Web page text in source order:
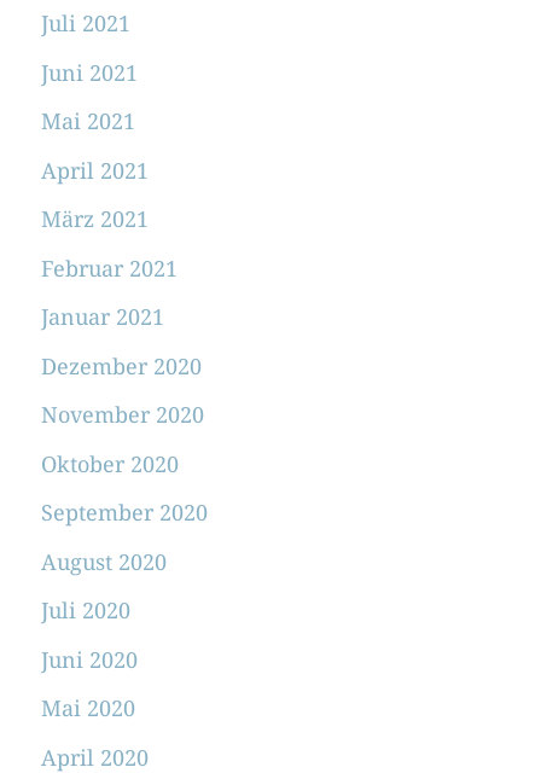
Juli 2021
Juni 2021
Mai 2021
April 2021
März 2021
Februar 2021
Januar 2021
Dezember 2020
November 2020
Oktober 2020
September 2020
August 2020
Juli 2020
Juni 2020
Mai 2020
April 2020